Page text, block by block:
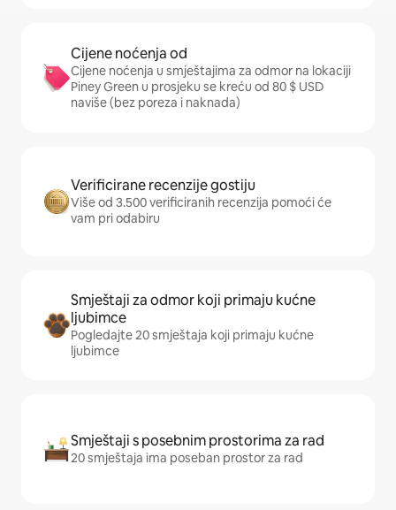
Cijene noćenja od
Cijene noćenja u smještajima za odmor na lokaciji
Piney Green u prosjeku se kreću od 80 $ USD
naviše (bez poreza i naknada)
Verificirane recenzije gostiju
Više od 3.500 verificiranih recenzija pomoći će
vam pri odabiru
Smještaji za odmor koji primaju kućne
ljubimce
Pogledajte 20 smještaja koji primaju kućne
ljubimce
Smještaji s posebnim prostorima za rad
20 smještaja ima poseban prostor za rad